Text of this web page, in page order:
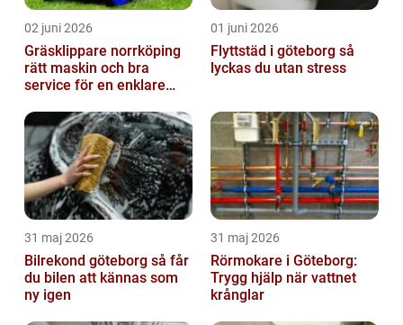
02 juni 2026
Gräsklippare norrköping
rätt maskin och bra
service för en enklare
01 juni 2026
Flyttstäd i göteborg så
lyckas du utan stress
31 maj 2026
Bilrekond göteborg så får
du bilen att kännas som
ny igen
31 maj 2026
Rörmokare i Göteborg:
Trygg hjälp när vattnet
krånglar